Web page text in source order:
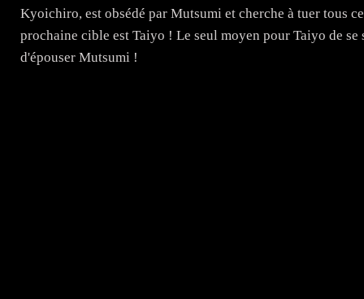
Kyoichiro, est obsédé par Mutsumi et cherche à tuer tous
prochaine cible est Taiyo ! Le seul moyen pour Taiyo de
d'épouser Mutsumi !